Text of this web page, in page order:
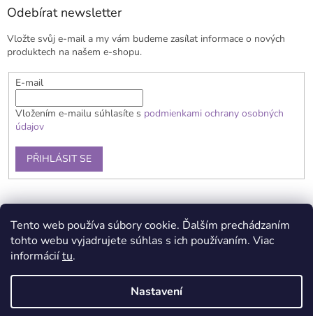
Tento web používa súbory cookie. Ďalším prechádzaním
tohto webu vyjadrujete súhlas s ich používaním. Viac
informáciítu.
Nastavení
Odebírat newsletter
Vložte svůj e-mail a my vám budeme zasílat informace o nových
produktech na našem e-shopu.
E-mail
Vložením e-mailu súhlasíte s podmienkami ochrany osobných
údajov
PŘIHLÁSIT SE
Kontakty
Podmínka ochrany osobních údajů
Vytvořil Shoptet